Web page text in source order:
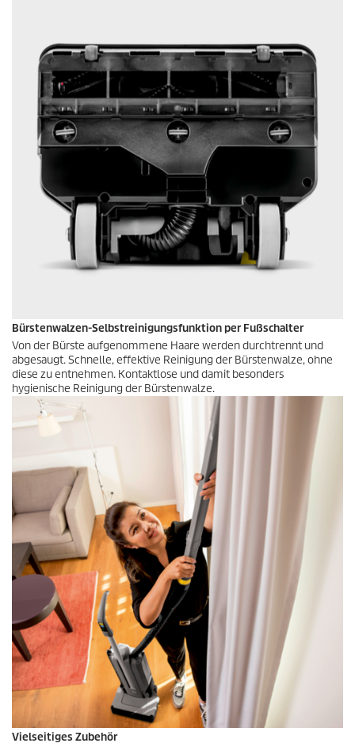
Bürstenwalzen-Selbstreinigungsfunktion per Fußschalter
Von der Bürste aufgenommene Haare werden durchtrennt und
abgesaugt. Schnelle, effektive Reinigung der Bürstenwalze, ohne
diese zu entnehmen. Kontaktlose und damit besonders
hygienische Reinigung der Bürstenwalze.
Vielseitiges Zubehör